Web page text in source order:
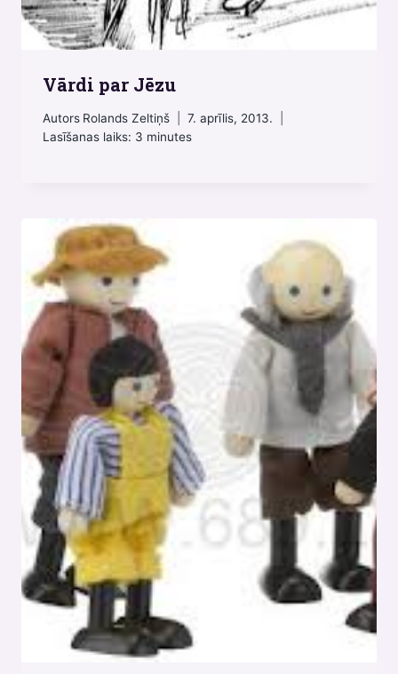
Vārdi par Jēzu
Autors Rolands Zeltiņš
7. aprīlis, 2013.
Lasīšanas laiks: 3 minutes